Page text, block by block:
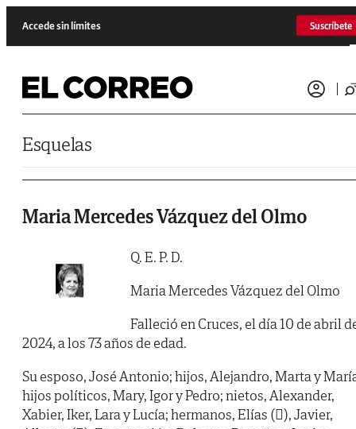
Accede sin límites Suscríbete
Esquelas
Maria Mercedes Vázquez del Olmo
Q. E. P. D.
Maria Mercedes Vázquez del Olmo
Falleció en Cruces, el día 10 de abril
2024, a los 73 años de edad.
Su esposo, José Antonio; hijos, Alejandro, Marta y
hijos políticos, Mary, Igor y Pedro; nietos, Alexander,
Xabier, Iker, Lara y Lucía; hermanos, Elías (), Javier,